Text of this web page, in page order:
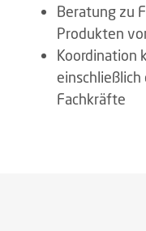
Beratung zu
Produkten
Koordination
Fachkräfte